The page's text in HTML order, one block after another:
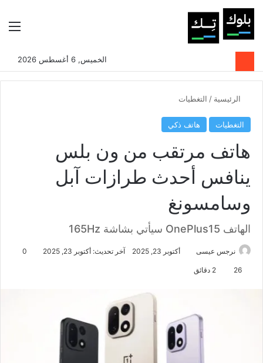
بحثالوضع
الخميس, 6 أغسطس 2026
الرئيسية / التغطيات
التغطيات هاتف ذكي
هاتف مرتقب من ون بلس
ينافس أحدث طرازات آبل
وسامسونغ
الهاتف OnePlus15 سيأتي بشاشة 165Hz
نرجس عيسى أكتوبر 23, 2025 آخر تحديث: أكتوبر 23, 2025 0
26